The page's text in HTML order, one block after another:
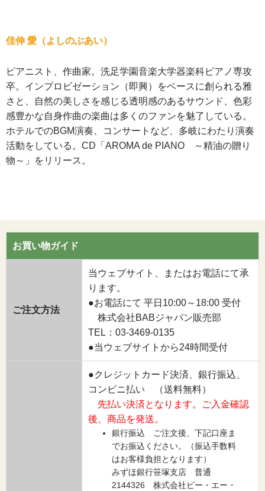
佳伸 愛（よしのぶあい）
ピアニスト、作曲家。洗足学園音楽大学器楽科ピアノ専攻
卒。インプロビゼーション（即興）をベースに創られる雅
さと、自然の美しさを感じる透明感のあるサウンド、色彩
感豊かな自身作曲の楽曲は多くのファンを魅了している。
ホテルでのBGM演奏、コンサートなど、多岐にわたり演奏
活動をしている。CD「AROMA de PIANO ～精油の贈り
物～」をリリース。
お買い物ガイド
ご注文方法
当ウェブサイト、またはお電話にて承
ります。
●お電話にて 平日10:00～18:00 受付
株式会社BABジャパン販売部
TEL：03-3469-0135
●当ウェブサイトから24時間受付
●クレジットカード決済、銀行振込、
コンビニ払い （送料無料）
先払い決済となります。ご入金確認
後、商品を発送。
銀行振込 ご注文後、下記口座ま
でお振込ください。（振込手数料
はお客様負担となります）
みずほ銀行笹塚支店 普通
2144326 株式会社ビー・エー・